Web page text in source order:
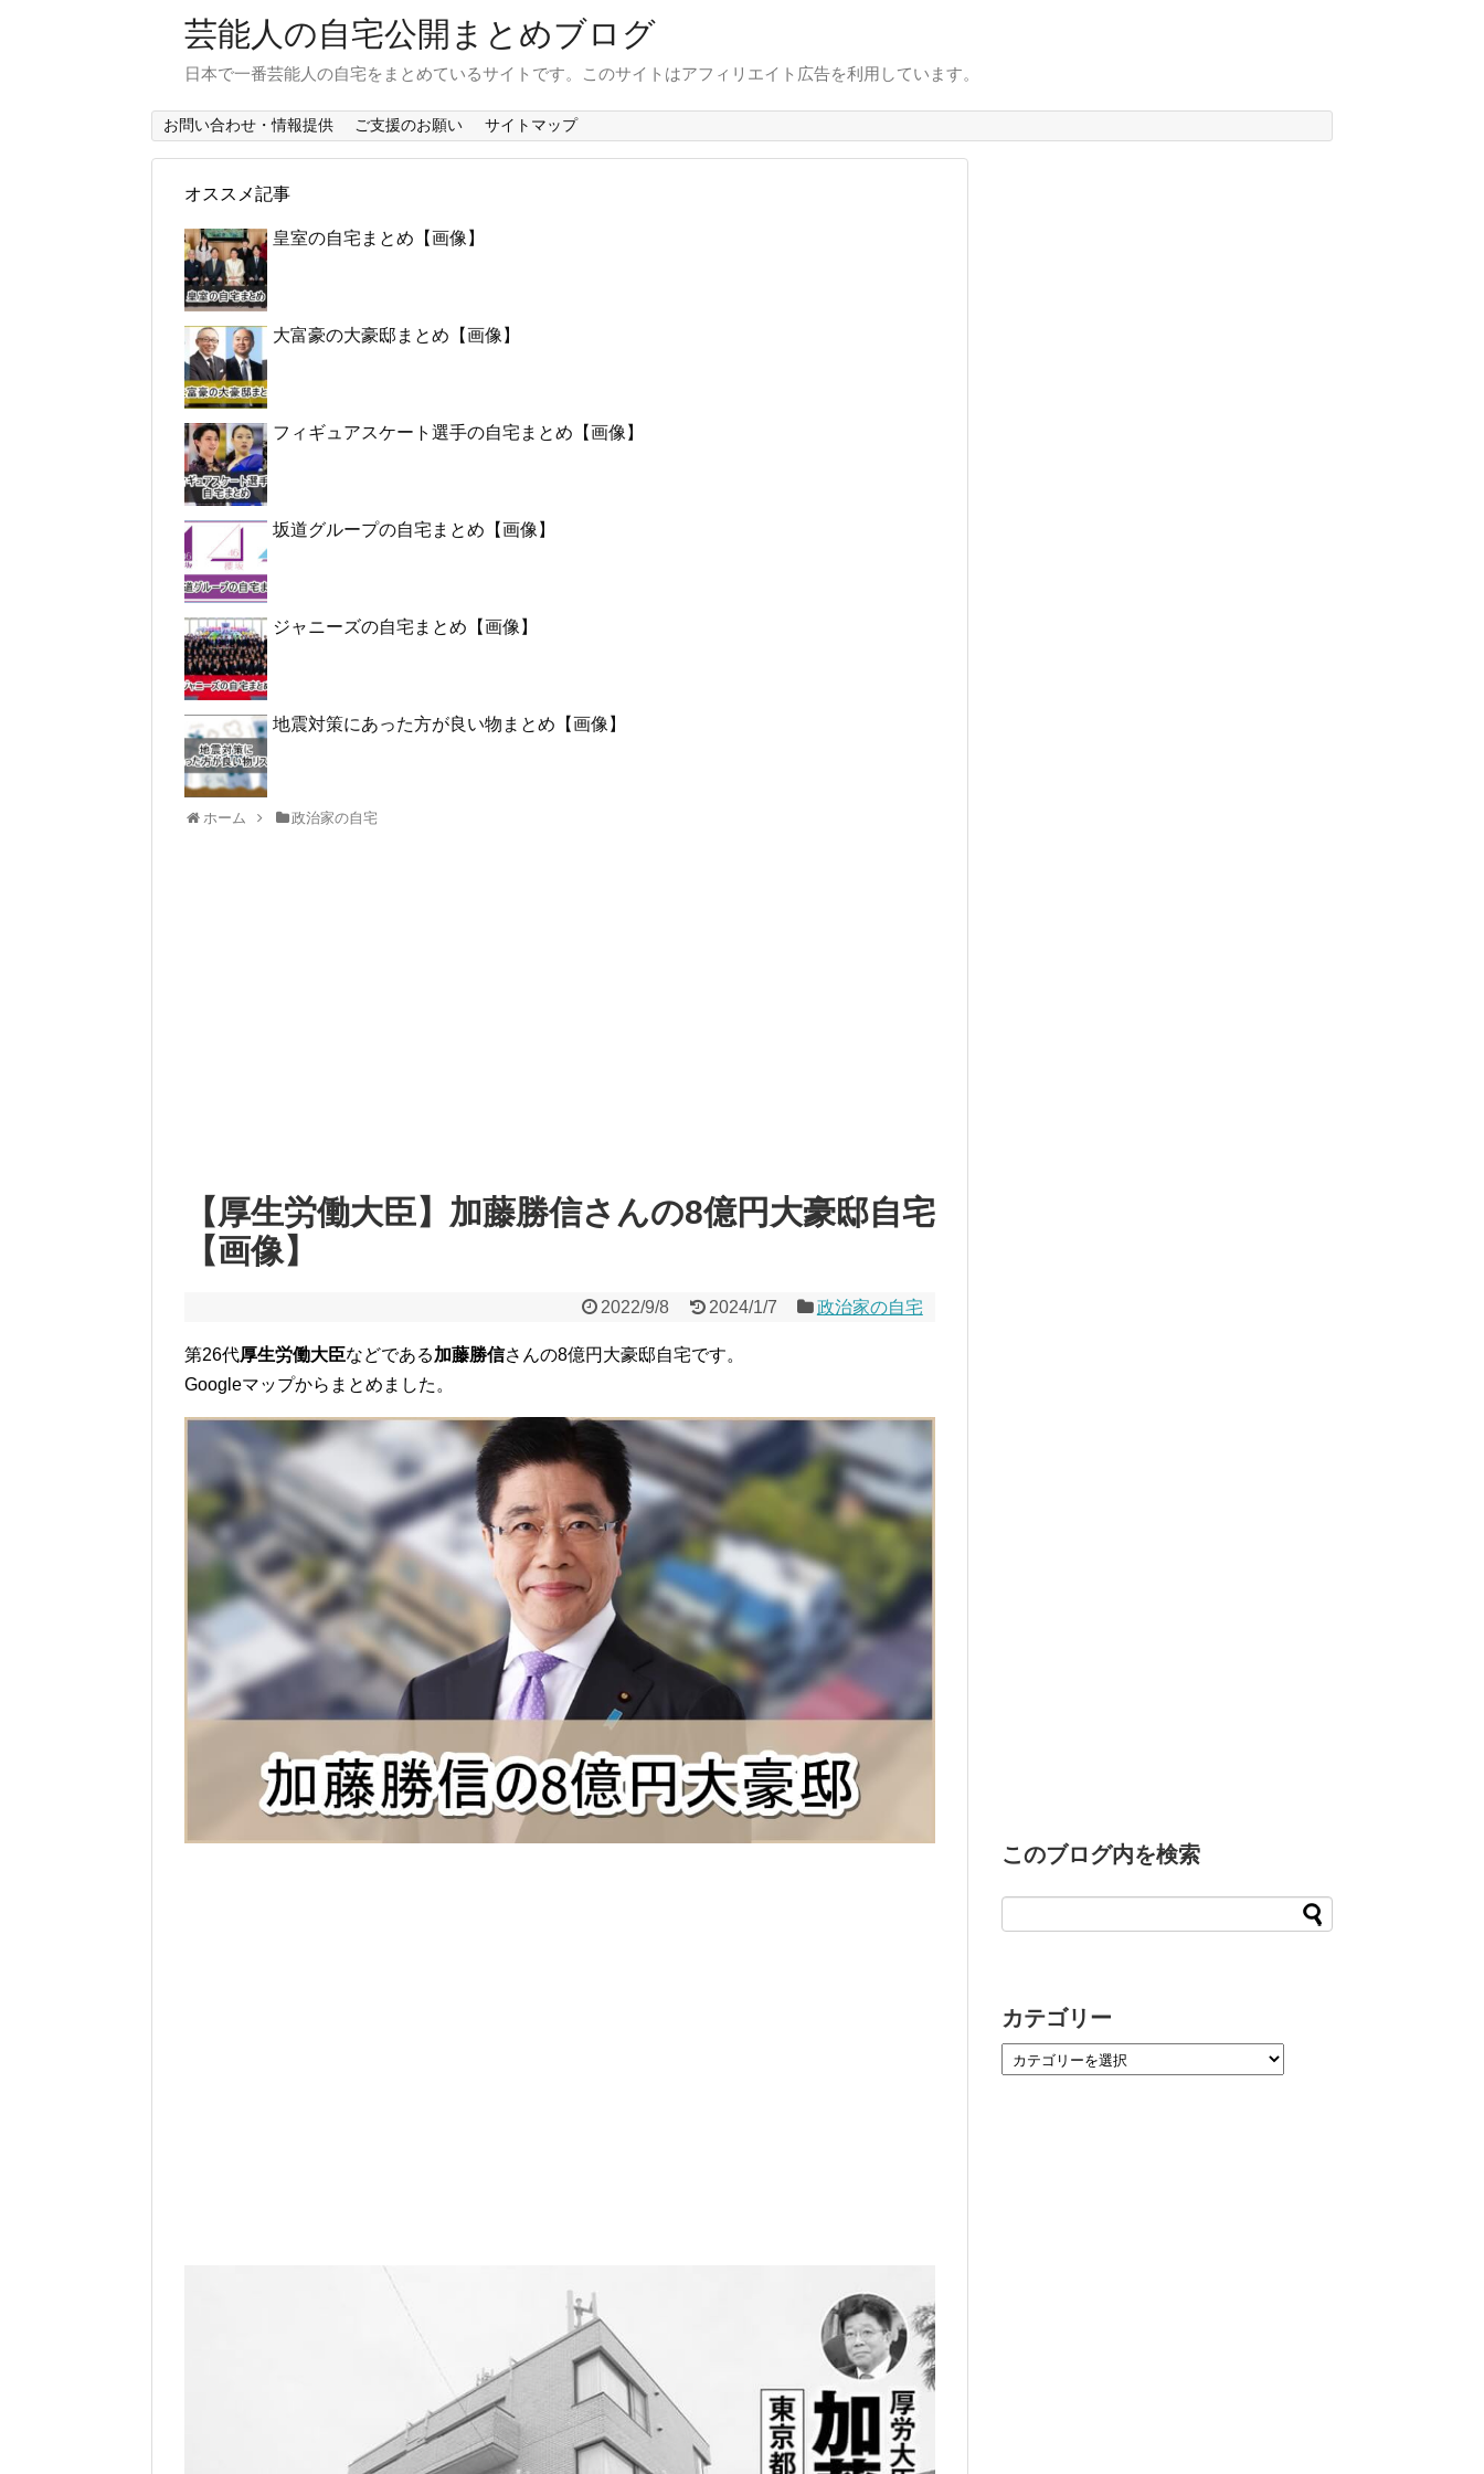
芸能人の自宅公開まとめブログ
日本で一番芸能人の自宅をまとめているサイトです。このサイトはアフィリエイト広告を利用しています。
お問い合わせ・情報提供 ご支援のお願い サイトマップ
オススメ記事
皇室の自宅まとめ【画像】
大富豪の大豪邸まとめ【画像】
フィギュアスケート選手の自宅まとめ【画像】
坂道グループの自宅まとめ【画像】
ジャニーズの自宅まとめ【画像】
地震対策にあった方が良い物まとめ【画像】
ホーム 政治家の自宅
【厚生労働大臣】加藤勝信さんの8億円大豪邸自宅
【画像】
2022/9/8 2024/1/7 政治家の自宅
第26代厚生労働大臣などである加藤勝信さんの8億円大豪邸自宅です。
Googleマップからまとめました。
このブログ内を検索
カテゴリー